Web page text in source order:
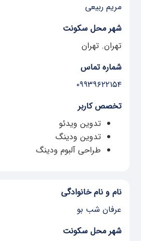
مریم ربیعی
شهر محل سکونت
تهران. تهران
شماره تماس
۰۹۹۳۹۶۲۲۱۵۴
تخصص کاربر
تدوین ویدئو
تدوین ودینگ
طراحی آلبوم ودینگ
نام و نام خانوادگی
عرفان شب بو
شهر محل سکونت